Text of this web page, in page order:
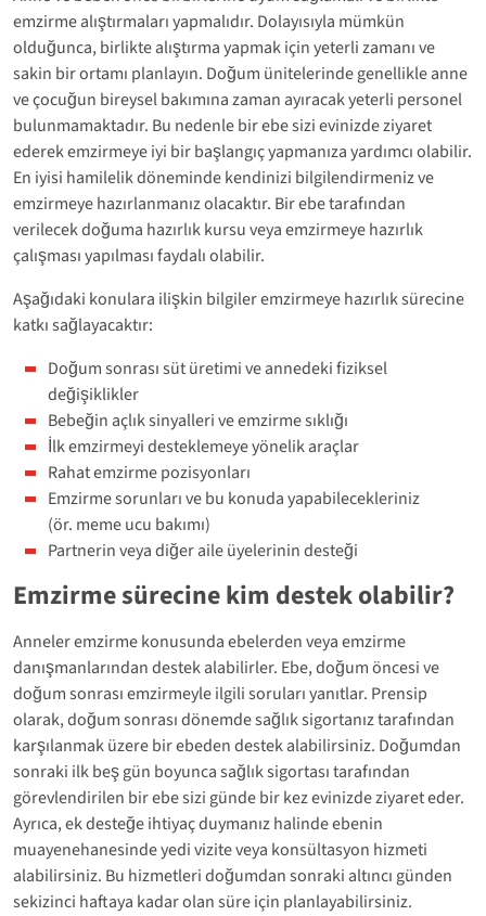
emzirme alıştırmaları yapmalıdır. Dolayısıyla mümkün
olduğunca, birlikte alıştırma yapmak için yeterli zamanı ve
sakin bir ortamı planlayın. Doğum ünitelerinde genellikle anne
ve çocuğun bireysel bakımına zaman ayıracak yeterli personel
bulunmamaktadır. Bu nedenle bir ebe sizi evinizde ziyaret
ederek emzirmeye iyi bir başlangıç yapmanıza yardımcı olabilir.
En iyisi hamilelik döneminde kendinizi bilgilendirmeniz ve
emzirmeye hazırlanmanız olacaktır. Bir ebe tarafından
verilecek doğuma hazırlık kursu veya emzirmeye hazırlık
çalışması yapılması faydalı olabilir.
Aşağıdaki konulara ilişkin bilgiler emzirmeye hazırlık sürecine
katkı sağlayacaktır:
Doğum sonrası süt üretimi ve annedeki fiziksel
değişiklikler
Bebeğin açlık sinyalleri ve emzirme sıklığı
İlk emzirmeyi desteklemeye yönelik araçlar
Rahat emzirme pozisyonları
Emzirme sorunları ve bu konuda yapabilecekleriniz
(ör. meme ucu bakımı)
Partnerin veya diğer aile üyelerinin desteği
Emzirme sürecine kim destek olabilir?
Anneler emzirme konusunda ebelerden veya emzirme
danışmanlarından destek alabilirler. Ebe, doğum öncesi ve
doğum sonrası emzirmeyle ilgili soruları yanıtlar. Prensip
olarak, doğum sonrası dönemde sağlık sigortanız tarafından
karşılanmak üzere bir ebeden destek alabilirsiniz. Doğumdan
sonraki ilk beş gün boyunca sağlık sigortası tarafından
görevlendirilen bir ebe sizi günde bir kez evinizde ziyaret eder.
Ayrıca, ek desteğe ihtiyaç duymanız halinde ebenin
muayenehanesinde yedi vizite veya konsültasyon hizmeti
alabilirsiniz. Bu hizmetleri doğumdan sonraki altıncı günden
sekizinci haftaya kadar olan süre için planlayabilirsiniz.